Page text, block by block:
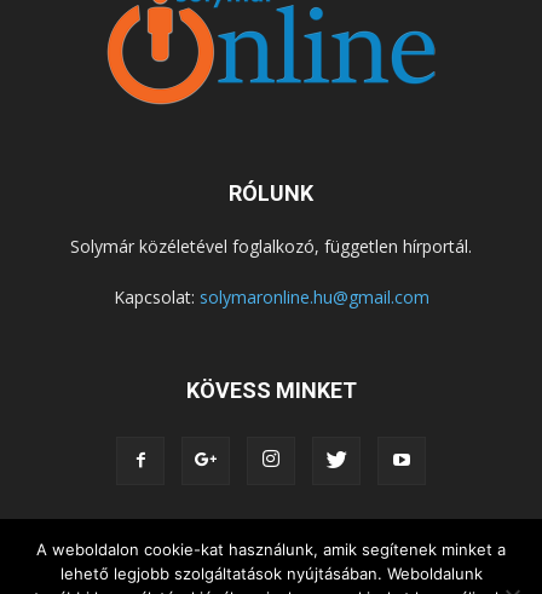
RÓLUNK
Solymár közéletével foglalkozó, független hírportál.
Kapcsolat: solymaronline.hu@gmail.com
KÖVESS MINKET
KÖZÉLET KÖZÖSSÉGEK
SZABADIDŐ
NEMZETISÉG, HELYTÖRTÉNET
RIPORTOK
A weboldalon cookie-kat használunk, amik segítenek minket a
lehető legjobb szolgáltatások nyújtásában. Weboldalunk